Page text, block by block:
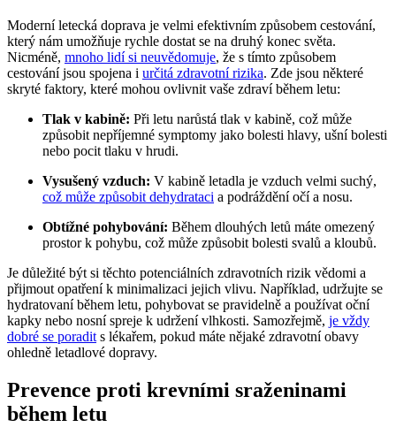
Moderní letecká doprava je velmi efektivním způsobem cestování,
který nám umožňuje rychle dostat se na druhý konec světa.
Nicméně, mnoho lidí si neuvědomuje, že s tímto způsobem
cestování jsou spojena i určitá zdravotní rizika. Zde jsou některé
skryté faktory, které mohou ovlivnit vaše zdraví během letu:
Tlak v kabině: Při letu narůstá tlak v kabině, což může
způsobit nepříjemné symptomy jako bolesti hlavy, ušní bolesti
nebo pocit tlaku v hrudi.
Vysušený vzduch: V kabině letadla je vzduch velmi suchý,
což může způsobit dehydrataci a podráždění očí a nosu.
Obtížné pohybování: Během dlouhých letů máte omezený
prostor k pohybu, což může způsobit bolesti svalů a kloubů.
Je důležité být si těchto potenciálních zdravotních rizik vědomi a
přijmout opatření k minimalizaci jejich vlivu. Například, udržujte se
hydratovaní během letu, pohybovat se pravidelně a používat oční
kapky nebo nosní spreje k udržení vlhkosti. Samozřejmě, je vždy
dobré se poradit s lékařem, pokud máte nějaké zdravotní obavy
ohledně letadlové dopravy.
Prevence proti krevními sraženinami
během letu